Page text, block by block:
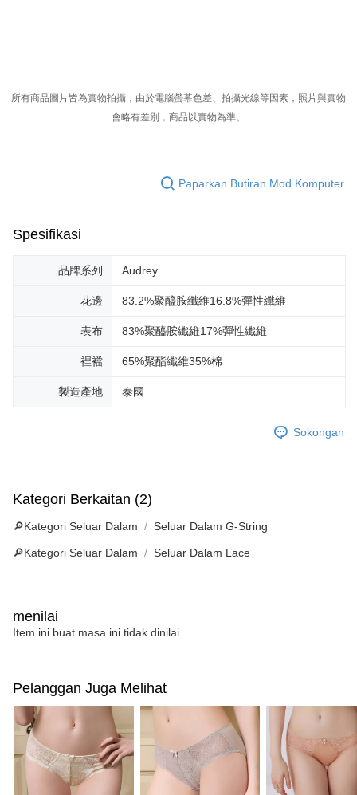
所有商品圖片皆為實物拍攝，由於電腦螢幕色差、拍攝光線等因素，照片與實物
會略有差別，商品以實物為準。
Paparkan Butiran Mod Komputer
Spesifikasi
品牌系列 Audrey
花邊 83.2%聚醯胺纖維16.8%彈性纖維
表布 83%聚醯胺纖維17%彈性纖維
裡襠 65%聚酯纖維35%棉
製造產地 泰國
Sokongan
Kategori Berkaitan (2)
🔎Kategori Seluar Dalam Seluar Dalam G-String
🔎Kategori Seluar Dalam Seluar Dalam Lace
menilai
Item ini buat masa ini tidak dinilai
Pelanggan Juga Melihat